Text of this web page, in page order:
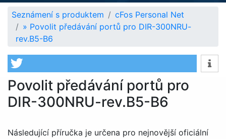
Seznámení s produktem
cFos Personal Net
» Povolit předávání portů pro DIR-300NRU-
rev.B5-B6
Povolit předávání portů pro
DIR-300NRU-rev.B5-B6
Následující příručka je určena pro nejnovější oficiální